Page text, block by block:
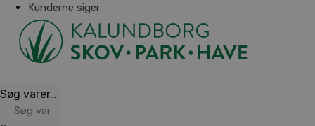
Kunderne siger
Søg varer…